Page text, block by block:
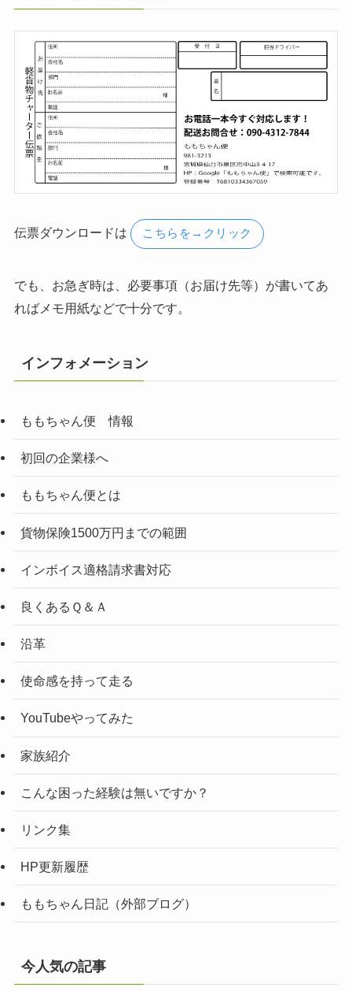
伝票ダウンロードは こちらを→クリック
でも、お急ぎ時は、必要事項（お届け先等）が書いてあ
ればメモ用紙などで十分です。
インフォメーション
ももちゃん便 情報
初回の企業様へ
ももちゃん便とは
貨物保険1500万円までの範囲
インボイス適格請求書対応
良くあるＱ＆Ａ
沿革
使命感を持って走る
YouTubeやってみた
家族紹介
こんな困った経験は無いですか？
リンク集
HP更新履歴
ももちゃん日記（外部ブログ）
今人気の記事